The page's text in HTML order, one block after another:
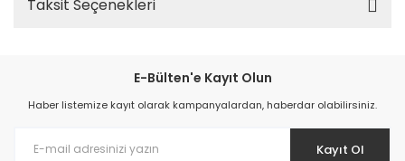
Taksit Seçenekleri
E-Bülten'e Kayıt Olun
Haber listemize kayıt olarak kampanyalardan, haberdar olabilirsiniz.
Kayıt Ol